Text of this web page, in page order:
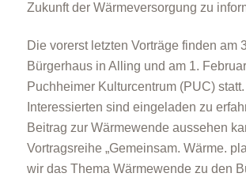
Zukunft der Wärmeversorgung zu
Die vorerst letzten Vorträge finden am
Bürgerhaus in Alling und am 1.
Puchheimer Kulturcentrum (PUC)
Interessierten sind eingeladen zu
Beitrag zur Wärmewende aussehen
Vortragsreihe „Gemeinsam. Wärme.
wir das Thema Wärmewende zu den